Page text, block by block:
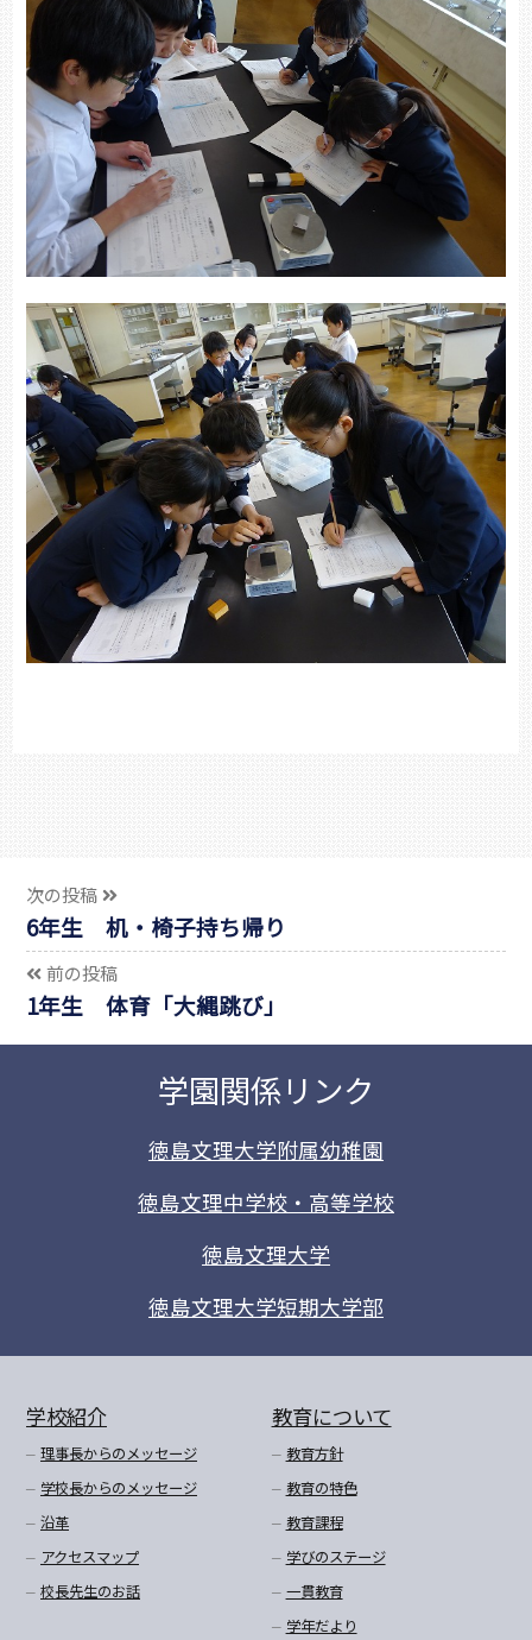
次の投稿
6年生 机・椅子持ち帰り
前の投稿
1年生 体育「大縄跳び」
学園関係リンク
徳島文理大学附属幼稚園
徳島文理中学校・高等学校
徳島文理大学
徳島文理大学短期大学部
学校紹介
理事長からのメッセージ
学校長からのメッセージ
沿革
アクセスマップ
校長先生のお話
教育について
教育方針
教育の特色
教育課程
学びのステージ
一貫教育
学年だより